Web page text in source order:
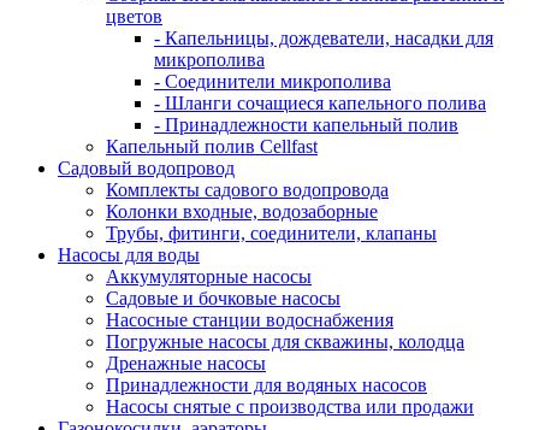
цветов
- Капельницы, дождеватели, насадки для
микрополива
- Соединители микрополива
- Шланги сочащиеся капельного полива
- Принадлежности капельный полив
Капельный полив Cellfast
Садовый водопровод
Комплекты садового водопровода
Колонки входные, водозаборные
Трубы, фитинги, соединители, клапаны
Насосы для воды
Аккумуляторные насосы
Садовые и бочковые насосы
Насосные станции водоснабжения
Погружные насосы для скважины, колодца
Дренажные насосы
Принадлежности для водяных насосов
Насосы снятые с производства или продажи